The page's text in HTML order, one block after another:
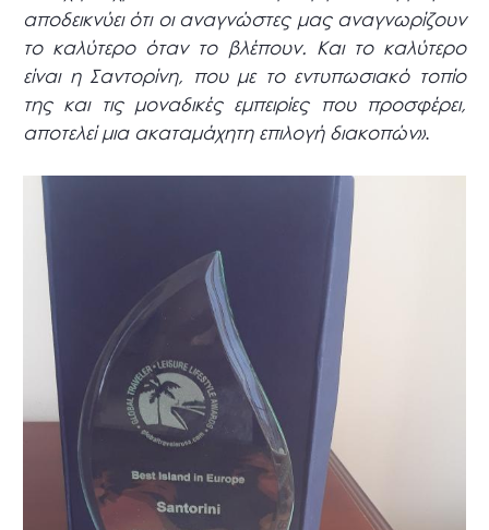
αποδεικνύει ότι οι αναγνώστες μας αναγνωρίζουν
το καλύτερο όταν το βλέπουν. Και το καλύτερο
είναι η Σαντορίνη, που με το εντυπωσιακό τοπίο
της και τις μοναδικές εμπειρίες που προσφέρει,
αποτελεί μια ακαταμάχητη επιλογή διακοπών».